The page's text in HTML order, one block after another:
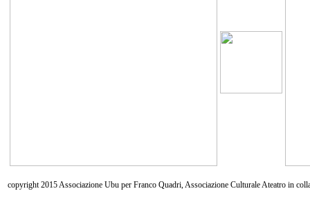
copyright 2015 Associazione Ubu per Franco Quadri, Associazione Culturale Ateatro in